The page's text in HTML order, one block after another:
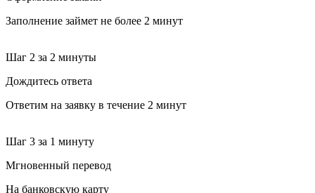
Заполнение займет не более 2 минут
Шаг 2 за 2 минуты
Дождитесь ответа
Ответим на заявку в течение 2 минут
Шаг 3 за 1 минуту
Мгновенный перевод
На банковскую карту